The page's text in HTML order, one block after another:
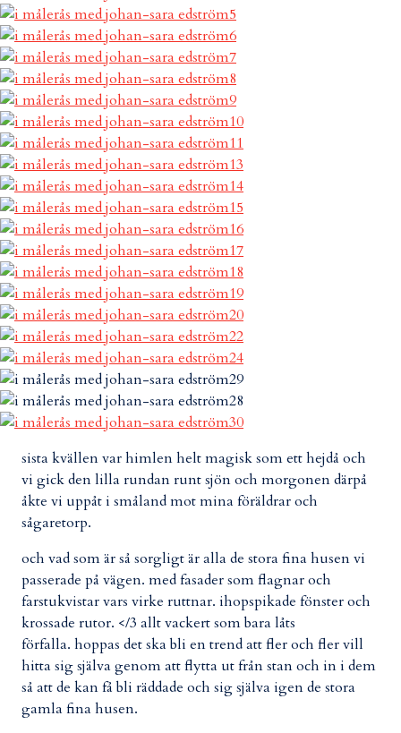
sista kvällen var himlen helt magisk som ett hejdå och
vi gick den lilla rundan runt sjön och morgonen därpå
åkte vi uppåt i småland mot mina föräldrar och
sågaretorp.
och vad som är så sorgligt är alla de stora fina husen vi
passerade på vägen. med fasader som flagnar och
farstukvistar vars virke ruttnar. ihopspikade fönster och
krossade rutor. </3 allt vackert som bara låts
förfalla. hoppas det ska bli en trend att fler och fler vill
hitta sig själva genom att flytta ut från stan och in i dem
så att de kan få bli räddade och sig själva igen de stora
gamla fina husen.